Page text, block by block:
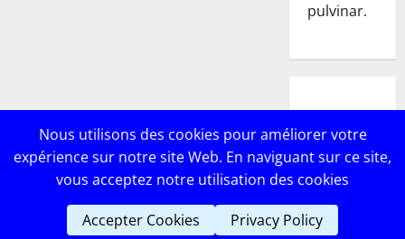
pulvinar.
POPULAR
POSTS
Copyright © Lebricomag| MoreNews par AF themes
Nous utilisons des cookies pour améliorer votre
expérience sur notre site Web. En naviguant sur ce site,
vous acceptez notre utilisation des cookies
Accepter Cookies Privacy Policy